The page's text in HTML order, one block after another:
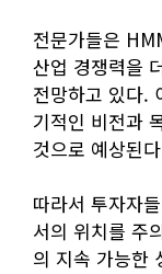
전문가들은
산업 경쟁력을
전망하고 있다.
기적인 비전과
것으로 예상된
따라서 투자자
서의 위치를 주
의 지속 가능한